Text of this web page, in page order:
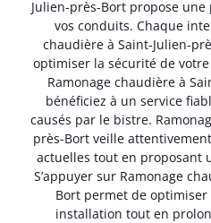
Julien-près-Bort propose
vos conduits. Chaque
chaudière à Saint-Julien-
optimiser la sécurité de
Ramonage chaudière à
bénéficiez à un service
causés par le bistre.
près-Bort veille
actuelles tout en proposant
S’appuyer sur Ramonage
Bort permet de
installation tout en